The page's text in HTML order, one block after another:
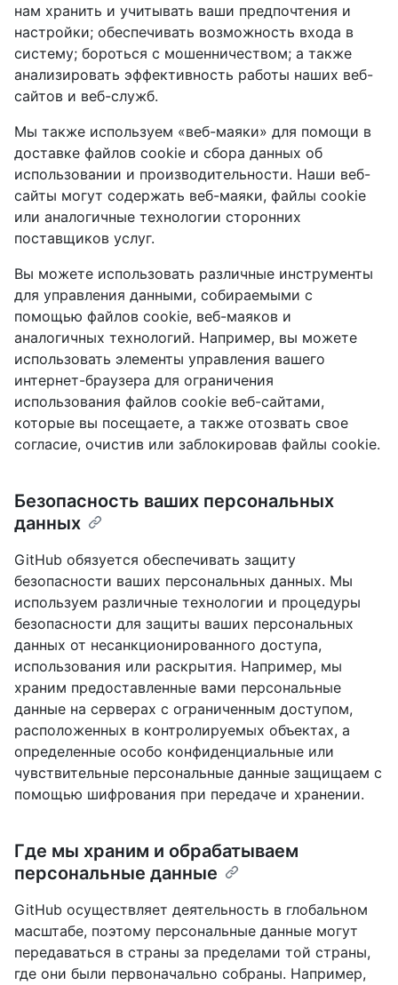
нам хранить и учитывать ваши предпочтения и
настройки; обеспечивать возможность входа в
систему; бороться с мошенничеством; а также
анализировать эффективность работы наших веб-
сайтов и веб-служб.
Мы также используем «веб-маяки» для помощи в
доставке файлов cookie и сбора данных об
использовании и производительности. Наши веб-
сайты могут содержать веб-маяки, файлы cookie
или аналогичные технологии сторонних
поставщиков услуг.
Вы можете использовать различные инструменты
для управления данными, собираемыми с
помощью файлов cookie, веб-маяков и
аналогичных технологий. Например, вы можете
использовать элементы управления вашего
интернет-браузера для ограничения
использования файлов cookie веб-сайтами,
которые вы посещаете, а также отозвать свое
согласие, очистив или заблокировав файлы cookie.
Безопасность ваших персональных
данных
GitHub обязуется обеспечивать защиту
безопасности ваших персональных данных. Мы
используем различные технологии и процедуры
безопасности для защиты ваших персональных
данных от несанкционированного доступа,
использования или раскрытия. Например, мы
храним предоставленные вами персональные
данные на серверах с ограниченным доступом,
расположенных в контролируемых объектах, а
определенные особо конфиденциальные или
чувствительные персональные данные защищаем с
помощью шифрования при передаче и хранении.
Где мы храним и обрабатываем
персональные данные
GitHub осуществляет деятельность в глобальном
масштабе, поэтому персональные данные могут
передаваться в страны за пределами той страны,
где они были первоначально собраны. Например,